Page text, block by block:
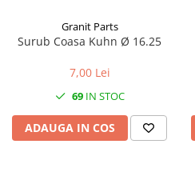
1.6.8. Echipamente & aparate de
masurare/testare
1.6.5. Întrerupătoare
1.6.6 Priza & Stechere
2.7.2. Camere
2.7.3. Accesorii
Granit Parts
Surub Coasa Kuhn Ø 16.25
7,00 Lei
69IN STOC
ADAUGA IN COS